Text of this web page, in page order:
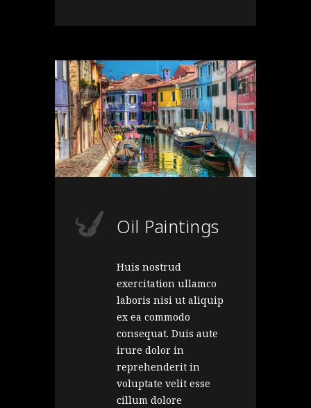
Oil Paintings
Huis nostrud
exercitation ullamco
laboris nisi ut aliquip
ex ea commodo
consequat. Duis aute
irure dolor in
reprehenderit in
voluptate velit esse
cillum dolore